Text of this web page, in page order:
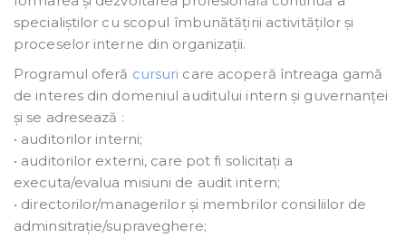
specialiștilor cu scopul îmbunătățirii activităților și
proceselor interne din organizații.
Programul oferă cursuri care acoperă întreaga gamă
de interes din domeniul auditului intern și guvernanței
și se adresează :
• auditorilor interni;
• auditorilor externi, care pot fi solicitați a
executa/evalua misiuni de audit intern;
• directorilor/managerilor și membrilor consiliilor de
adminsitrație/supraveghere;